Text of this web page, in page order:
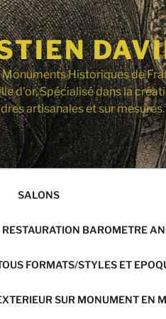
Historiques de
d'or, Spécialisé dans la
artisanales et sur
SALONS
RESTAURATION BAROMETRE
FORMATS/STYLES ET
SUR MONUMENT EN